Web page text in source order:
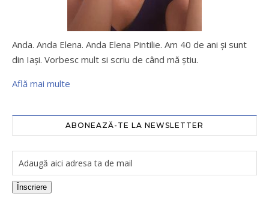
Anda. Anda Elena. Anda Elena Pintilie. Am 40 de ani şi sunt
din Iaşi. Vorbesc mult si scriu de când mă ştiu.
Află mai multe
ABONEAZĂ-TE LA NEWSLETTER
Înscriere